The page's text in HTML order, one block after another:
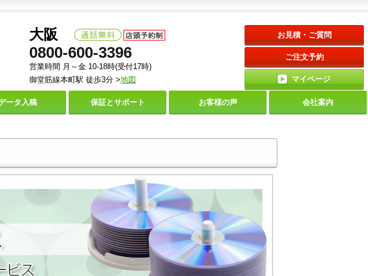
お見積・ご質問
ご注文予約
マイページ
大阪
0800-600-3396
営業時間 月～金 10-18時(受付17時)
御堂筋線本町駅 徒歩3分 >地図
ータ入稿 保証とサポート お客様の声 会社案内